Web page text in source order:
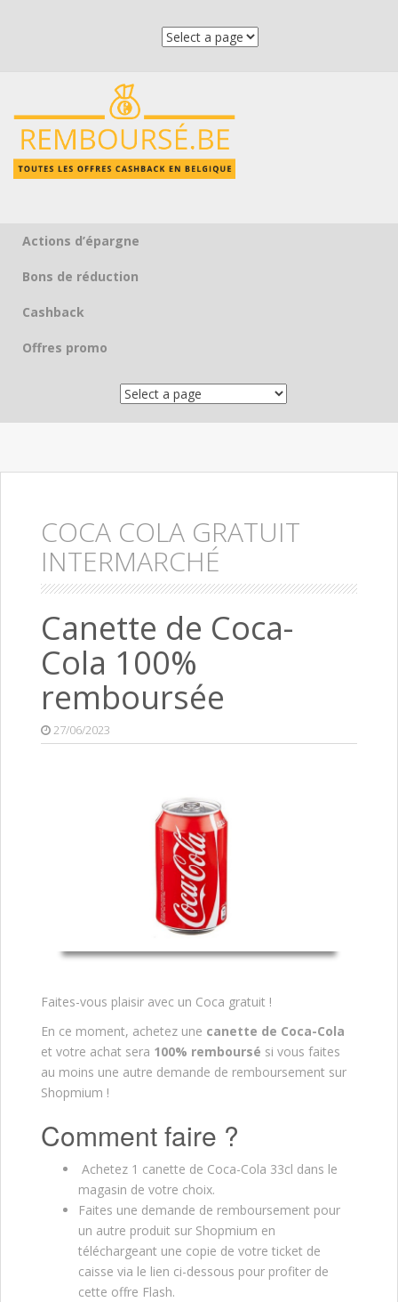
Skip to content
Actions d’épargne
Bons de réduction
Cashback
Offres promo
COCA COLA GRATUIT
INTERMARCHÉ
Canette de Coca-
Cola 100%
remboursée
27/06/2023
Faites-vous plaisir avec un Coca gratuit !
En ce moment, achetez une canette de Coca-Cola
et votre achat sera 100% remboursé si vous faites
au moins une autre demande de remboursement sur
Shopmium !
Comment faire ?
Achetez 1 canette de Coca-Cola 33cl dans le
magasin de votre choix.
Faites une demande de remboursement pour
un autre produit sur Shopmium en
téléchargeant une copie de votre ticket de
caisse via le lien ci-dessous pour profiter de
cette offre Flash.